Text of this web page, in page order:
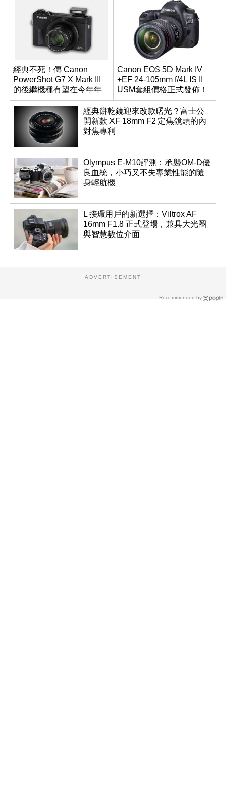
經典不死！傳 Canon
PowerShot G7 X Mark III
的後繼機種有望在今年年
底前推出？
Canon EOS 5D Mark IV
+EF 24-105mm f/4L IS II
USM套組價格正式發佈！
經典餅乾鏡迎來改款曙光？富士公
開新款 XF 18mm F2 定焦鏡頭的內
對焦專利
Olympus E-M10評測：承襲OM-D優
良血統，小巧又不失專業性能的隨
身輕航機
L 接環用戶的新選擇：Viltrox AF
16mm F1.8 正式登場，兼具大光圈
與智慧數位介面
Recommended by
ADVERTISEMENT